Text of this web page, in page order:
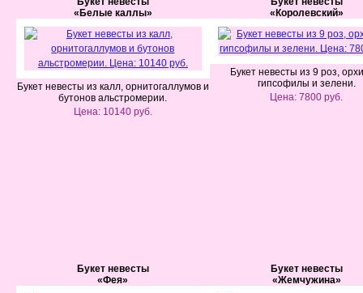
«Белые каллы»
Букет невесты из калл, орнитогаллумов и
бутонов альстромерии.
Цена: 10140 руб.
«Королевский»
Букет невесты из 9 роз,
гипсофилы и зелени.
Цена: 7800 руб.
Букет невесты
«Фея»
Букет невесты
«Жемчужина»